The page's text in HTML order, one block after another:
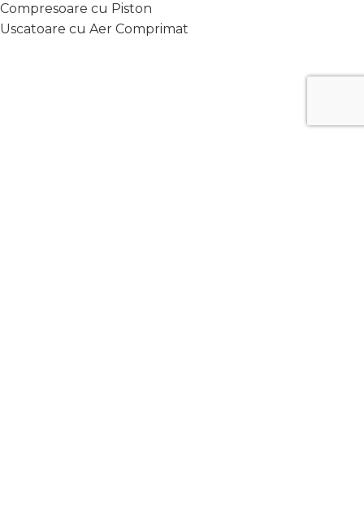
Compresoare cu Piston
Uscatoare cu Aer Comprimat